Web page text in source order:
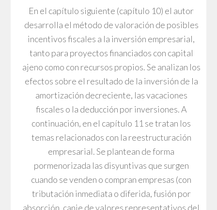
En el capítulo siguiente (capítulo 10) el autor
desarrolla el método de valoración de posibles
incentivos fiscales a la inversión empresarial,
tanto para proyectos financiados con capital
ajeno como con recursos propios. Se analizan los
efectos sobre el resultado de la inversión de la
amortización decreciente, las vacaciones
fiscales o la deducción por inversiones. A
continuación, en el capítulo 11 se tratan los
temas relacionados con la reestructuración
empresarial. Se plantean de forma
pormenorizada las disyuntivas que surgen
cuando se venden o compran empresas (con
tributación inmediata o diferida, fusión por
absorción, canje de valores representativos del